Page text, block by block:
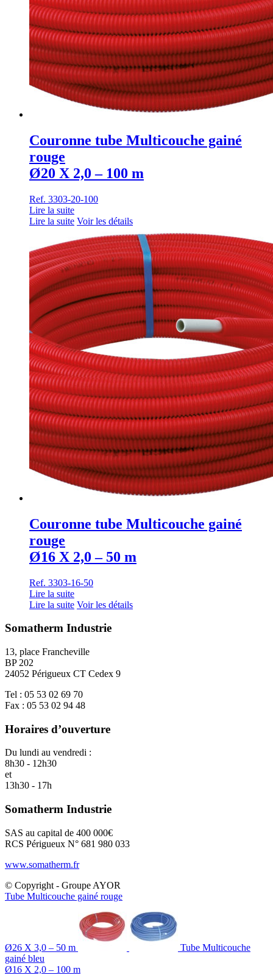
Couronne tube Multicouche gainé
rouge
Ø20 X 2,0 – 100 m
Ref. 3303-20-100
Lire la suite
Lire la suite Voir les détails
Couronne tube Multicouche gainé
rouge
Ø16 X 2,0 – 50 m
Ref. 3303-16-50
Lire la suite
Lire la suite Voir les détails
Somatherm Industrie
13, place Francheville
BP 202
24052 Périgueux CT Cedex 9
Tel : 05 53 02 69 70
Fax : 05 53 02 94 48
Horaires d’ouverture
Du lundi au vendredi :
8h30 - 12h30
et
13h30 - 17h
Somatherm Industrie
SAS au capital de 400 000€
RCS Périgueux N° 681 980 033
www.somatherm.fr
© Copyright - Groupe AYOR
Tube Multicouche gainé rouge
Ø26 X 3,0 – 50 m
Tube Multicouche
gainé bleu
Ø16 X 2,0 – 100 m